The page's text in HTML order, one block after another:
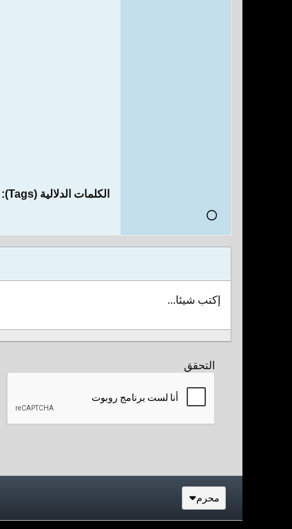
الكلمات الدلالية (Tags):
إكتب شيئا...
التحقق
محرم